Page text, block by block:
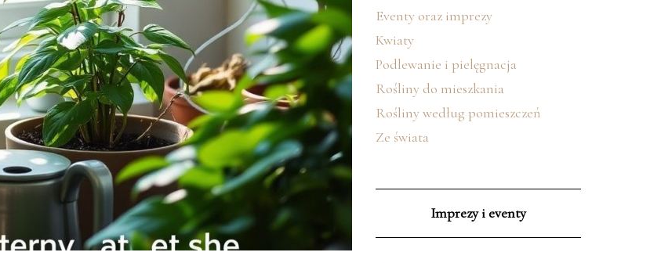
Eventy oraz imprezy
Kwiaty
Podlewanie i pielęgnacja
Rośliny do mieszkania
Rośliny według pomieszczeń
Ze świata
Imprezy i eventy